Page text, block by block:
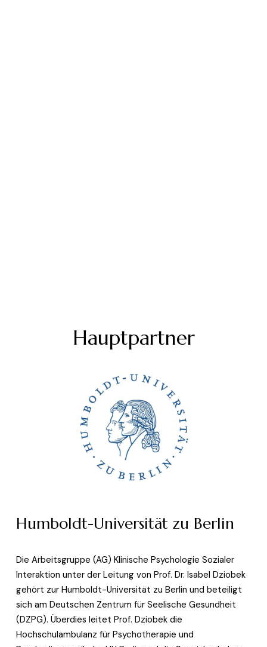
Hauptpartner
Humboldt-Universität zu Berlin
Die Arbeitsgruppe (AG) Klinische Psychologie Sozialer
Interaktion unter der Leitung von Prof. Dr. Isabel Dziobek
gehört zur Humboldt-Universität zu Berlin und beteiligt
sich am Deutschen Zentrum für Seelische Gesundheit
(DZPG). Überdies leitet Prof. Dziobek die
Hochschulambulanz für Psychotherapie und